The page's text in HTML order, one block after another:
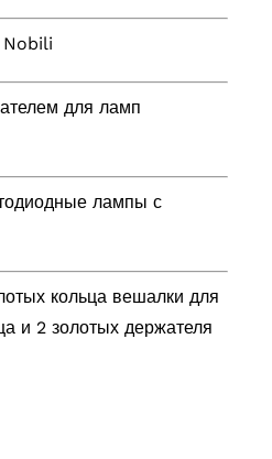
Nobili
для ламп
лампы с
кольца вешалки для
и 2 золотых держателя